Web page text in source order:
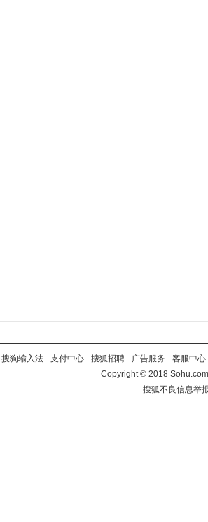
搜狗输入法 - 支付中心 - 搜狐招聘 - 广告服务 - 客服中心
Copyright©2018
搜狐不良信息举